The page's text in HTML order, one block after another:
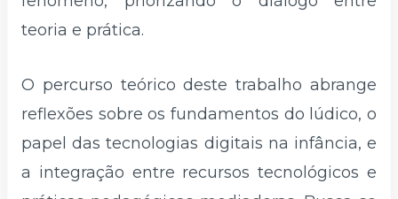
teoria e prática.
O percurso teórico deste trabalho abrange
reflexões sobre os fundamentos do lúdico, o
papel das tecnologias digitais na infância, e
a integração entre recursos tecnológicos e